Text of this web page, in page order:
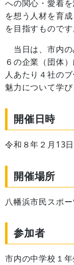
への関心・愛着
を想う人材を育
を目指すものです
当日は、市内の
６の企業（団体
人あたり４社の
魅力について学び
開催日時
令和８年２月13
開催場所
八幡浜市民スポ
参加者
市内の中学校１年